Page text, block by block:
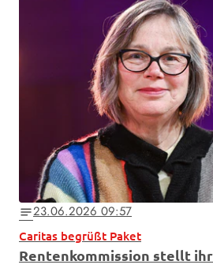
notes23.06.2026 09:57
Caritas begrüßt Paket
Rentenkommission stellt